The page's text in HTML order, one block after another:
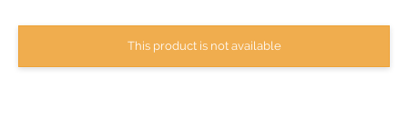
This product is not available